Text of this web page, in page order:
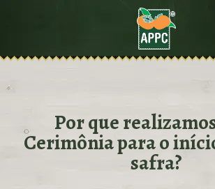
Por que
Cerimônia para o
safra?